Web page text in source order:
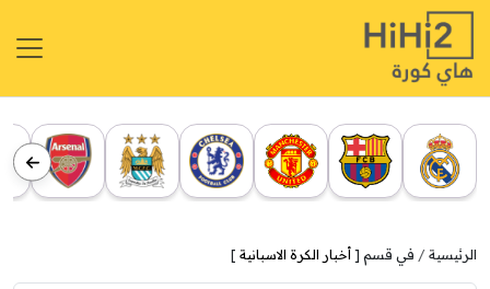
الرئيسية في قسم [ أخبار الكرة الاسبانية ]